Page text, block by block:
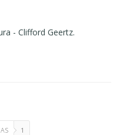
- Clifford Geertz.
1